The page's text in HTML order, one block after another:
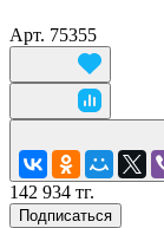
Арт. 75355
142 934 тг.
Подписаться